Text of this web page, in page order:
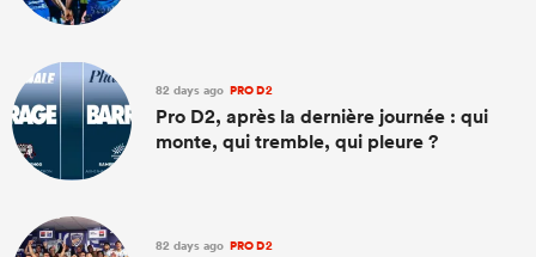
82 days ago PRO D2
Pro D2, après la dernière journée : qui
monte, qui tremble, qui pleure ?
82 days ago PRO D2